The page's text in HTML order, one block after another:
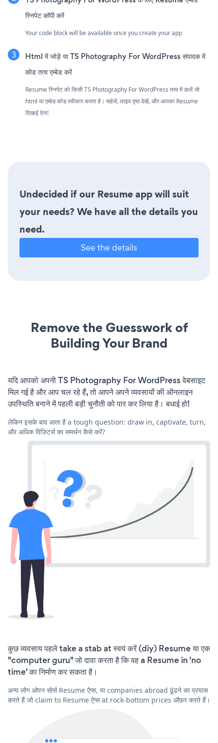
स्निपेट कॉपी करें
Your code block will be available once you create your app
Html में जोड़ें या TS Photography For WordPress संपादक में
कोड तत्व एम्बेड करें
Resume स्निपेट को किसी TS Photography For WordPress तत्व में डालें जो
html या एम्बेड कोड स्वीकार करता है। सहेजें, लाइव पृष्ठ देखें, और आपका Resume
दिखाई देगा!
Undecided if our Resume app will suit
your needs? We have all the details you
need.
See the details
Remove the Guesswork of
Building Your Brand
यदि आपको अपनी TS Photography For WordPress वेबसाइट
मिल गई है और आप चल रहे हैं, तो आपने अपने व्यवसायों की ऑनलाइन
उपस्थिति बनाने में पहली बड़ी चुनौती को पार कर लिया है। बधाई हो!
लेकिन इसके बाद आता है a tough question: draw in, captivate, turn,
और अधिक विज़िटर्स का समर्थन कैसे करें?
कुछ व्यवसाय पहले take a stab at स्वयं करें (diy) Resume या एक
"computer guru" जो दावा करता है कि वह a Resume in 'no
time' का निर्माण कर सकता है।
अन्य लोग ओपन सोर्स Resume ऐप्स, या companies abroad ढूंढने का प्रयास
करते हैं जो claim to Resume ऐप्स at rock-bottom prices ऑफ़र करते हैं।